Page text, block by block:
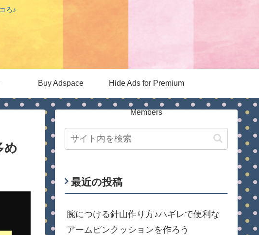
ろ♪
Buy Adspace Hide Ads for Premium
Members
め
最近の投稿
腕につける針山作り方♪ハギレで便利な
アームピンクッションを作ろう